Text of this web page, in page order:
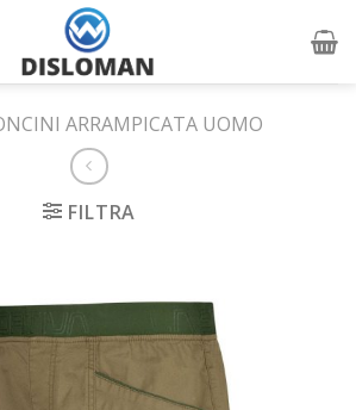
ARRAMPICATA UOMO
FILTRA